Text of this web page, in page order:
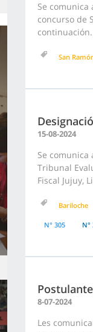
Se
concurso de
San
15-08-2024
Se
Tribunal
Fiscal Jujuy,
Bariloche
N° 305 N°
8-07-2024
Les